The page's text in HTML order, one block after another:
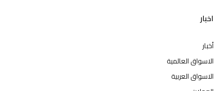
اخبار
أخبار
الاسواق العالمية
الاسواق العربية